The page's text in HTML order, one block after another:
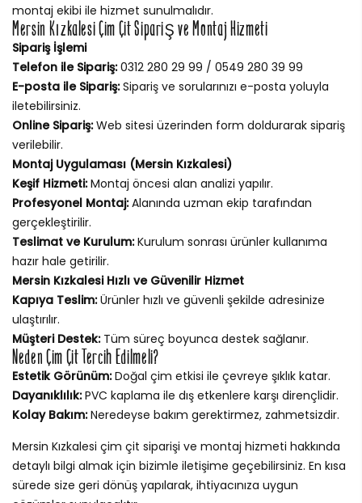
montaj ekibi ile hizmet sunulmalıdır.
Mersin Kızkalesi Çim Çit Sipariş ve Montaj Hizmeti
Sipariş İşlemi
Telefon ile Sipariş:0312 280 29 99 / 0549 280 39 99
E-posta ile Sipariş:Sipariş ve sorularınızı e-posta yoluyla
iletebilirsiniz.
Online Sipariş:Web sitesi üzerinden form doldurarak sipariş
verilebilir.
Montaj Uygulaması (Mersin Kızkalesi)
Keşif Hizmeti:Montaj öncesi alan analizi yapılır.
Profesyonel Montaj:Alanında uzman ekip tarafından
gerçekleştirilir.
Teslimat ve Kurulum:Kurulum sonrası ürünler kullanıma
hazır hale getirilir.
Mersin Kızkalesi Hızlı ve Güvenilir Hizmet
Kapıya Teslim:Ürünler hızlı ve güvenli şekilde adresinize
ulaştırılır.
Müşteri Destek:Tüm süreç boyunca destek sağlanır.
Neden Çim Çit Tercih Edilmeli?
Estetik Görünüm:Doğal çim etkisi ile çevreye şıklık katar.
Dayanıklılık:PVC kaplama ile dış etkenlere karşı dirençlidir.
Kolay Bakım:Neredeyse bakım gerektirmez, zahmetsizdir.
Mersin Kızkalesi çim çit siparişi ve montaj hizmeti hakkında
detaylı bilgi almak için bizimle iletişime geçebilirsiniz. En kısa
sürede size geri dönüş yapılarak, ihtiyacınıza uygun